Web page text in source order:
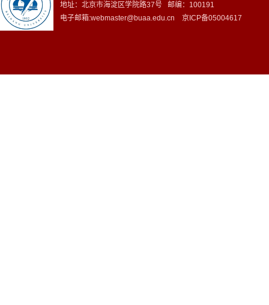
地址：北京市海淀区学院路37号 邮编：100191
电子邮箱:webmaster@buaa.edu.cn 京ICP备05004617